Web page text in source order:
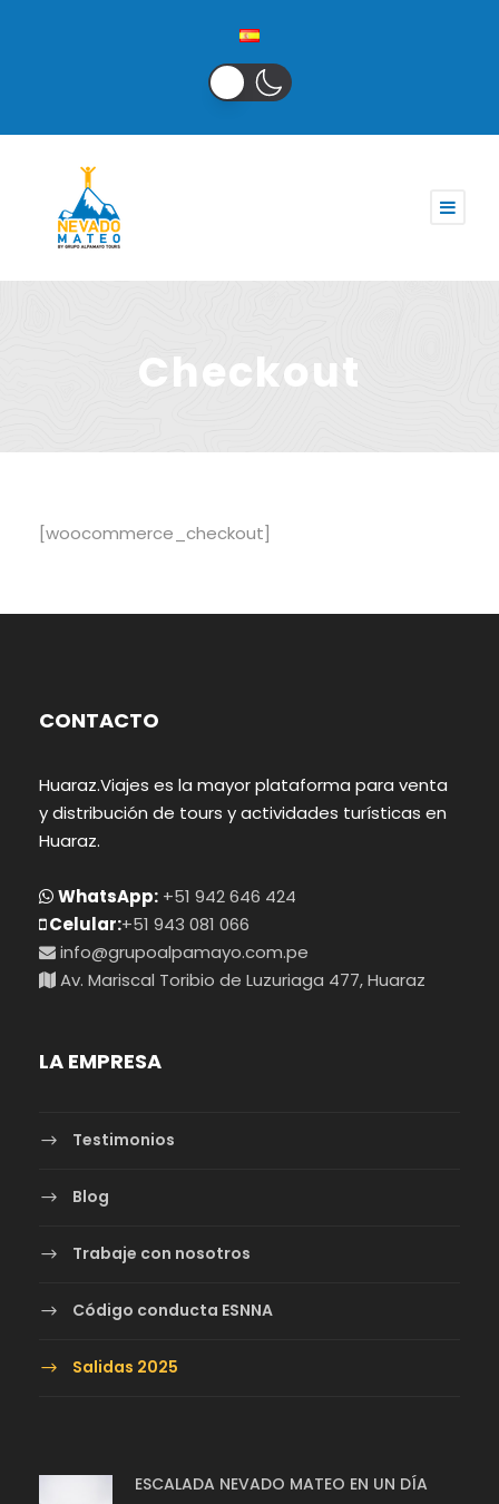
Checkout
[woocommerce_checkout]
CONTACTO
Huaraz.Viajes es la mayor plataforma para venta
y distribución de tours y actividades turísticas en
Huaraz.
WhatsApp: +51 942 646 424
Celular:+51 943 081 066
info@grupoalpamayo.com.pe
Av. Mariscal Toribio de Luzuriaga 477, Huaraz
LA EMPRESA
Testimonios
Blog
Trabaje con nosotros
Código conducta ESNNA
Salidas 2025
ESCALADA NEVADO MATEO EN UN DÍA